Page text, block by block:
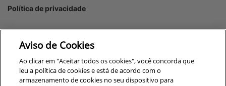
Política de privacidade
CNPJ: 00.970.771/0005-35
Aviso de Cookies
Ao clicar em "Aceitar todos os cookies", você concorda que
leu a política de cookies e está de acordo com o
armazenamento de cookies no seu dispositivo para